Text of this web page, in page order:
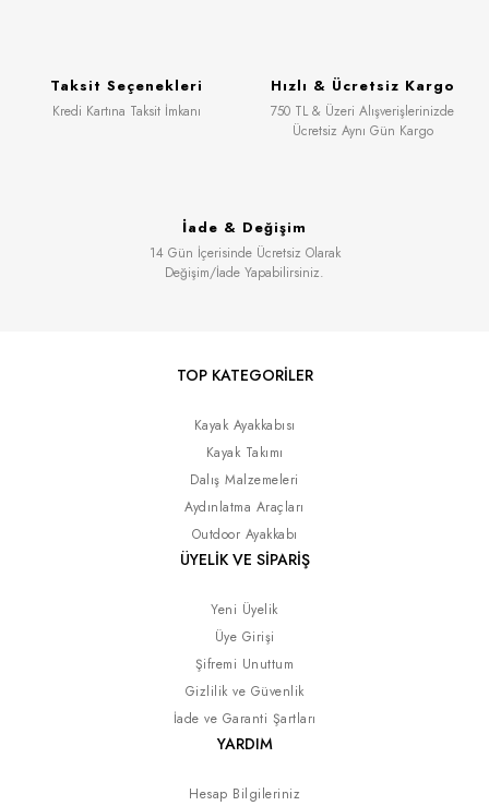
Taksit Seçenekleri
Kredi Kartına Taksit İmkanı
Hızlı & Ücretsiz Kargo
750 TL & Üzeri Alışverişlerinizde
Ücretsiz Aynı Gün Kargo
İade & Değişim
14 Gün İçerisinde Ücretsiz Olarak
Değişim/İade Yapabilirsiniz.
TOP KATEGORİLER
Kayak Ayakkabısı
Kayak Takımı
Dalış Malzemeleri
Aydınlatma Araçları
Outdoor Ayakkabı
ÜYELİK VE SİPARİŞ
Yeni Üyelik
Üye Girişi
Şifremi Unuttum
Gizlilik ve Güvenlik
İade ve Garanti Şartları
YARDIM
Hesap Bilgileriniz